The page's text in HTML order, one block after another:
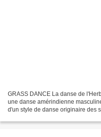
GRASS DANCE La danse de
une danse amérindienne
d'un style de danse originaire des